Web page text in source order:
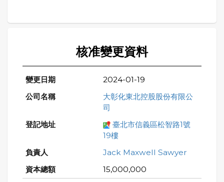
核准變更資料
2024-01-19
大彰化東北控股股份有限公
司
臺北市信義區松智路1號
19樓
Jack Maxwell Sawyer
15,000,000